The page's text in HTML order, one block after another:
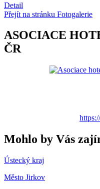
Detail
Přejít na stránku Fotogalerie
ASOCIACE
ČR
Mohlo by Vás
Ústecký kraj
Město Jirkov